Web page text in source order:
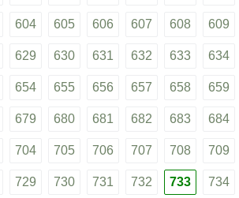
604 605 606 607 608 609
629 630 631 632 633 634
654 655 656 657 658 659
679 680 681 682 683 684
704 705 706 707 708 709
729 730 731 732 733 734